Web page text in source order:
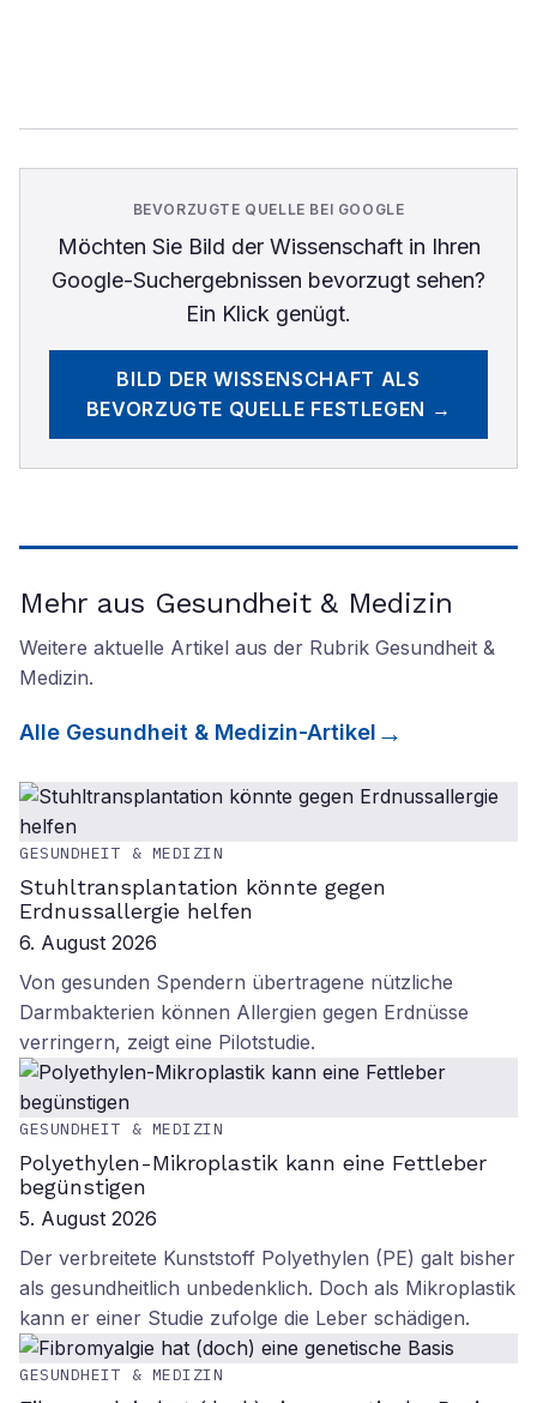
BEVORZUGTE QUELLE BEI GOOGLE
Möchten Sie Bild der Wissenschaftin Ihren
Google-Suchergebnissen bevorzugt sehen?
Ein Klick genügt.
BILD DER WISSENSCHAFT ALS
BEVORZUGTE QUELLE FESTLEGEN →
Mehr aus Gesundheit & Medizin
Weitere aktuelle Artikel aus der Rubrik Gesundheit &
Medizin.
Alle Gesundheit & Medizin-Artikel
GESUNDHEIT & MEDIZIN
Stuhltransplantation könnte gegen
Erdnussallergie helfen
6. August 2026
Von gesunden Spendern übertragene nützliche
Darmbakterien können Allergien gegen Erdnüsse
verringern, zeigt eine Pilotstudie.
GESUNDHEIT & MEDIZIN
Polyethylen-Mikroplastik kann eine Fettleber
begünstigen
5. August 2026
Der verbreitete Kunststoff Polyethylen (PE) galt bisher
als gesundheitlich unbedenklich. Doch als Mikroplastik
kann er einer Studie zufolge die Leber schädigen.
GESUNDHEIT & MEDIZIN